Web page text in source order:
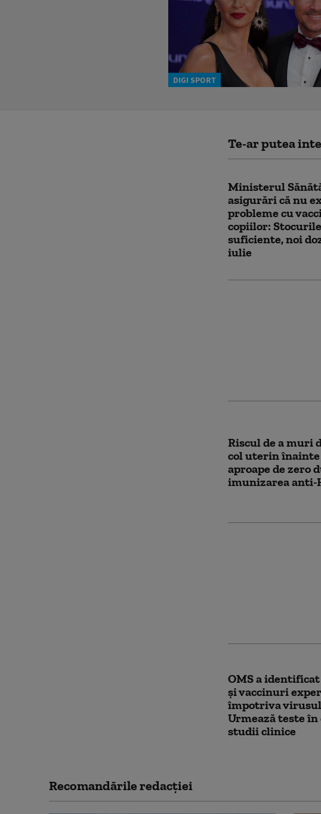
DIGI SPORT
Te-ar putea
Ministerul
asigurări că nu
probleme cu
copiilor:
suficiente, noi
iulie
Riscul de a muri
col uterin înainte
aproape de zero
imunizarea anti-
OMS a
şi vaccinuri
împotriva
Urmează teste
studii clinice
Recomandările redacţiei